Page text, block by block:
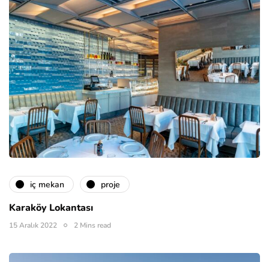
i̇ç mekan proje
Karaköy Lokantası
15 Aralık 2022 2 Mins read